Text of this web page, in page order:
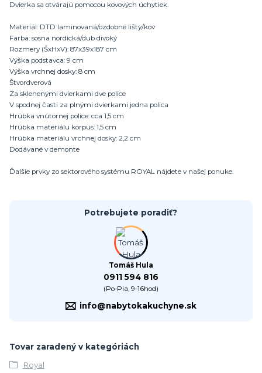
Dvierka sa otvárajú pomocou kovových úchytiek.
Materiál: DTD laminovaná/ozdobné lišty/kov
Farba: sosna nordická/dub divoký
Rozmery (ŠxHxV): 87x39x187 cm
Výška podstavca: 9 cm
Výška vrchnej dosky: 8 cm
Štvordverová
Za sklenenými dvierkami dve police
V spodnej časti za plnými dvierkami jedna polica
Hrúbka vnútornej police: cca 1,5 cm
Hrúbka materiálu korpus: 1,5 cm
Hrúbka materiálu vrchnej dosky: 2,2 cm
Dodávané v demonte
Ďalšie prvky zo sektorového systému ROYAL nájdete v našej ponuke.
Potrebujete poradiť?
Tomáš Hula
0911 594 816
(Po-Pia, 9-16hod)
info@nabytokakuchyne.sk
Tovar zaradený v kategóriách
Royal